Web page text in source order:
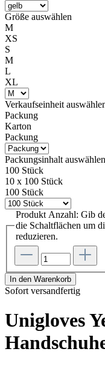
Größe auswählen
M
XS
S
M
L
XL
Verkaufseinheit
Packung
Karton
Packung
Packungsinhalt auswählen
100 Stück
10 x 100 Stück
100 Stück
Produkt Anzahl: Gib
die Schaltflächen um
reduzieren.
In den Warenkorb
Sofort versandfertig
Unigloves